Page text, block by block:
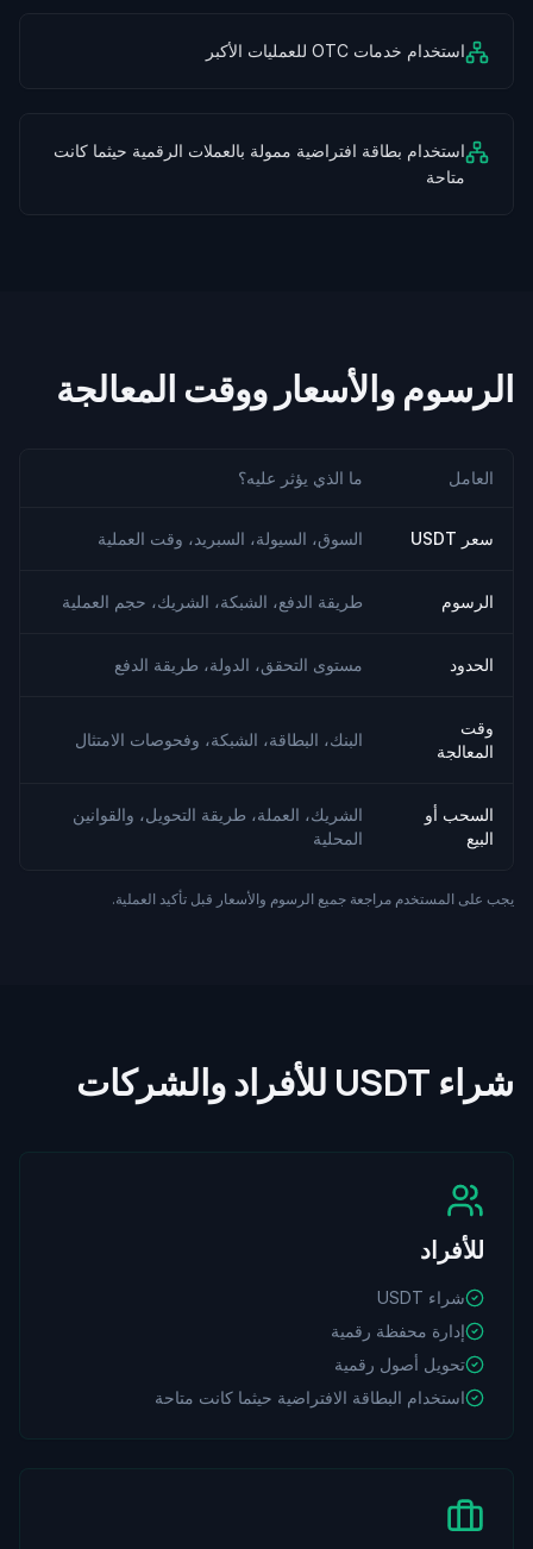
استخدام خدمات OTC للعمليات الأكبر
استخدام بطاقة افتراضية ممولة بالعملات الرقمية حيثما كانت
متاحة
الرسوم والأسعار ووقت المعالجة
العامل ما الذي يؤثر عليه؟
سعر USDT السوق، السيولة، السبريد، وقت العملية
الرسوم طريقة الدفع، الشبكة، الشريك، حجم العملية
الحدود مستوى التحقق، الدولة، طريقة الدفع
وقت
المعالجة
البنك، البطاقة، الشبكة، وفحوصات الامتثال
السحب أو
البيع
الشريك، العملة، طريقة التحويل، والقوانين
المحلية
يجب على المستخدم مراجعة جميع الرسوم والأسعار قبل تأكيد العملية.
شراء USDT للأفراد والشركات
للأفراد
شراء USDT
إدارة محفظة رقمية
تحويل أصول رقمية
استخدام البطاقة الافتراضية حيثما كانت متاحة